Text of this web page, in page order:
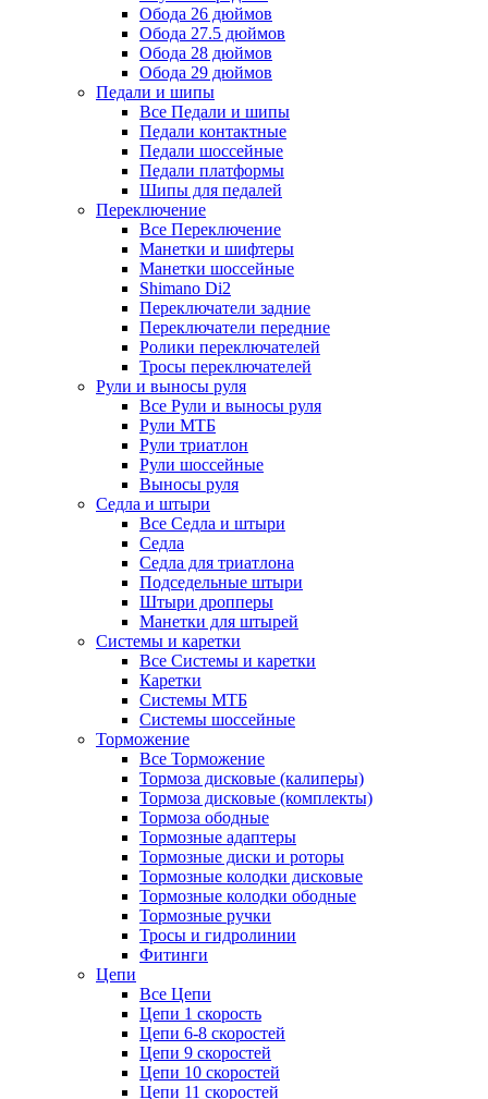
Обода 26 дюймов
Обода 27.5 дюймов
Обода 28 дюймов
Обода 29 дюймов
Педали и шипы
Все Педали и шипы
Педали контактные
Педали шоссейные
Педали платформы
Шипы для педалей
Переключение
Все Переключение
Манетки и шифтеры
Манетки шоссейные
Shimano Di2
Переключатели задние
Переключатели передние
Ролики переключателей
Тросы переключателей
Рули и выносы руля
Все Рули и выносы руля
Рули МТБ
Рули триатлон
Рули шоссейные
Выносы руля
Седла и штыри
Все Седла и штыри
Седла
Седла для триатлона
Подседельные штыри
Штыри дропперы
Манетки для штырей
Системы и каретки
Все Системы и каретки
Каретки
Системы МТБ
Системы шоссейные
Торможение
Все Торможение
Тормоза дисковые (калиперы)
Тормоза дисковые (комплекты)
Тормоза ободные
Тормозные адаптеры
Тормозные диски и роторы
Тормозные колодки дисковые
Тормозные колодки ободные
Тормозные ручки
Тросы и гидролинии
Фитинги
Цепи
Все Цепи
Цепи 1 скорость
Цепи 6-8 скоростей
Цепи 9 скоростей
Цепи 10 скоростей
Цепи 11 скоростей